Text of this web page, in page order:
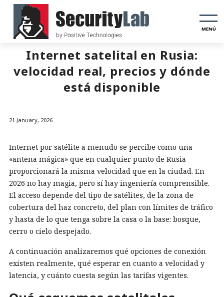
MENÚ
Internet satelital en Rusia:
velocidad real, precios y dónde
está disponible
21 January, 2026
Internet por satélite a menudo se percibe como una
«antena mágica» que en cualquier punto de Rusia
proporcionará la misma velocidad que en la ciudad. En
2026 no hay magia, pero sí hay ingeniería comprensible.
El acceso depende del tipo de satélites, de la zona de
cobertura del haz concreto, del plan con límites de tráfico
y hasta de lo que tenga sobre la casa o la base: bosque,
cerro o cielo despejado.
A continuación analizaremos qué opciones de conexión
existen realmente, qué esperar en cuanto a velocidad y
latencia, y cuánto cuesta según las tarifas vigentes.